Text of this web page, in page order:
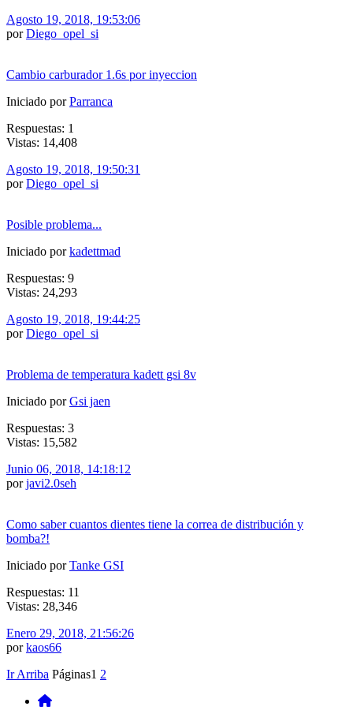
Agosto 19, 2018, 19:53:06
porDiego_opel_si
Cambio carburador 1.6s por inyeccion
Iniciado porParranca
Respuestas: 1
Vistas: 14,408
Agosto 19, 2018, 19:50:31
porDiego_opel_si
Posible problema...
Iniciado porkadettmad
Respuestas: 9
Vistas: 24,293
Agosto 19, 2018, 19:44:25
porDiego_opel_si
Problema de temperatura kadett gsi 8v
Iniciado porGsi jaen
Respuestas: 3
Vistas: 15,582
Junio 06, 2018, 14:18:12
porjavi2.0seh
Como saber cuantos dientes tiene la correa de distribución y
bomba?!
Iniciado porTanke GSI
Respuestas: 11
Vistas: 28,346
Enero 29, 2018, 21:56:26
porkaos66
Ir Arriba Páginas1 2